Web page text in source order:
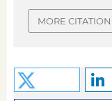
MORE